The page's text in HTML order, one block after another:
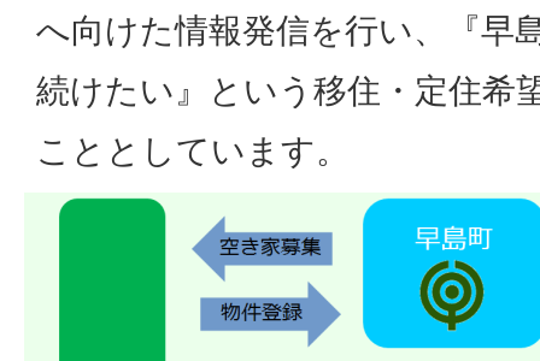
へ向けた情報発信を行い、『早
続けたい』という移住・定住希
こととしています。